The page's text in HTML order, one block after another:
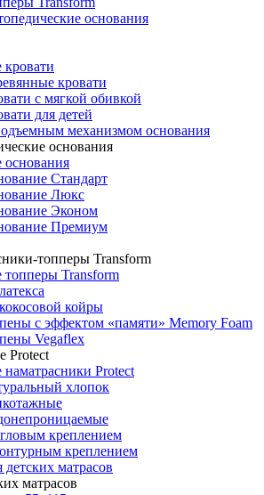
основания
кровати
кровати
с мягкой обивкой
для детей
механизмом основания
основания
основания
Стандарт
Люкс
Эконом
Премиум
топперы Transform
топперы Transform
койры
с эффектом «памяти» Memory Foam
Vegaflex
Protect
наматрасники Protect
хлопок
креплением
креплением
детских матрасов
матрасов